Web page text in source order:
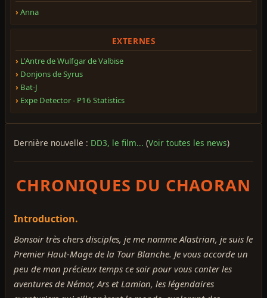
Anna
EXTERNES
L'Antre de Wulfgar de Valbise
Donjons de Syrus
Bat-J
Expe Detector - P16 Statistics
Dernière nouvelle : DD3, le film... (Voir toutes les news)
CHRONIQUES DU CHAORAN
Introduction.
Bonsoir très chers disciples, je me nomme Alastrian, je suis le
Premier Haut-Mage de la Tour Blanche. Je vous accorde un
peu de mon précieux temps ce soir pour vous conter les
aventures de Némor, Ars et Lamion, les légendaires